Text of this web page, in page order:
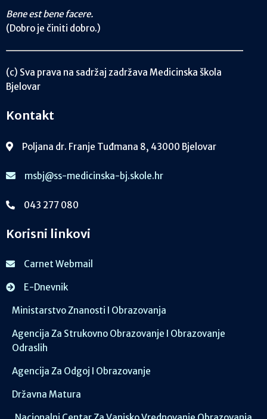
Bene est bene facere.
(Dobro je činiti dobro.)
(c) Sva prava na sadržaj zadržava Medicinska škola
Bjelovar
Kontakt
Poljana dr. Franje Tuđmana 8, 43000 Bjelovar
msbj@ss-medicinska-bj.skole.hr
043 277 080
Korisni linkovi
Carnet Webmail
E-Dnevnik
Ministarstvo Znanosti I Obrazovanja
Agencija Za Strukovno Obrazovanje I Obrazovanje
Odraslih
Agencija Za Odgoj I Obrazovanje
Državna Matura